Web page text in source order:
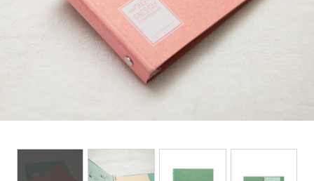
ガレージセール